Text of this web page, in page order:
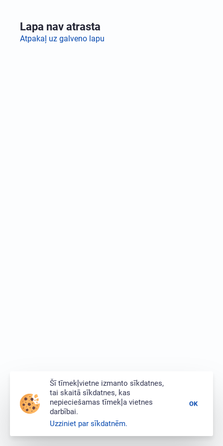
Lapa nav atrasta
Atpakaļ uz galveno lapu
Šī tīmekļvietne izmanto sīkdatnes,
tai skaitā sīkdatnes, kas
nepieciešamas tīmekļa vietnes
darbībai.
Uzziniet par sīkdatnēm.
OK